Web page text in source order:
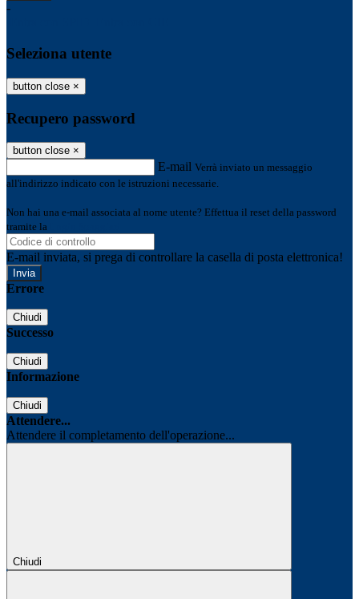
-
Seleziona utente
button close ×
Recupero password
button close ×
E-mail Verrà inviato un messaggio
all'indirizzo indicato con le istruzioni necessarie.
Non hai una e-mail associata al nome utente? Effettua il reset della password
tramite la
E-mail inviata, si prega di controllare la casella di posta elettronica!
Errore
Chiudi
Successo
Chiudi
Informazione
Chiudi
Attendere...
Attendere il completamento dell'operazione...
Chiudi